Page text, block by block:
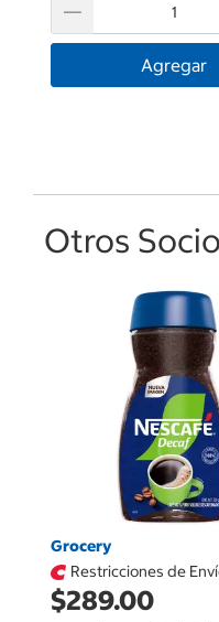
Agregar
Otros
Grocery
Restricciones de
$289.00